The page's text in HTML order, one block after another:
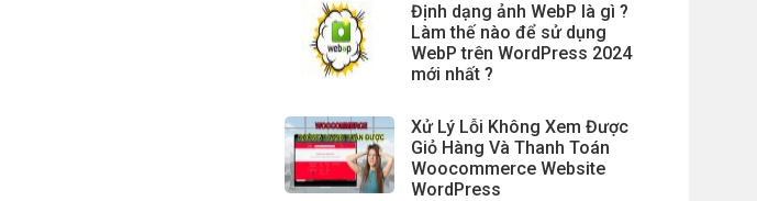
Định dạng ảnh WebP là gì ?
Làm thế nào để sử dụng
WebP trên WordPress 2024
mới nhất ?
Xử Lý Lỗi Không Xem Được
Giỏ Hàng Và Thanh Toán
Woocommerce Website
WordPress